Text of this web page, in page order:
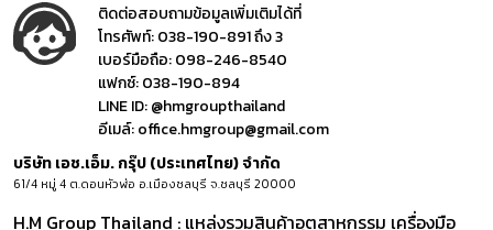
ติดต่อสอบถามข้อมูลเพิ่มเติมได้ที่
โทรศัพท์:038-190-891 ถึง 3
เบอร์มือถือ:098-246-8540
แฟกซ์:038-190-894
LINE ID:@hmgroupthailand
อีเมล์:office.hmgroup@gmail.com
บริษัท เอช.เอ็ม. กรุ๊ป (ประเทศไทย) จำกัด
61/4 หมู่ 4 ต.ดอนหัวฬ่อ อ.เมืองชลบุรี จ.ชลบุรี 20000
H.M Group Thailand : แหล่งรวมสินค้าอุตสาหกรรม เครื่องมือ